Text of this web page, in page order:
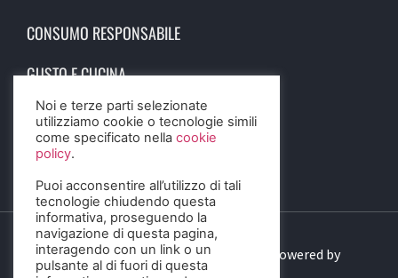
CONSUMO RESPONSABILE
GUSTO E CUCINA
SCIENZA E SALUTE
STORIA E CULTURA
© 2023 Birra Informa. All Rights Reserved. Powered by
Noi e terze parti selezionate
utilizziamo cookie o tecnologie simili
come specificato nella cookie
policy.
Puoi acconsentire all’utilizzo di tali
tecnologie chiudendo questa
informativa, proseguendo la
navigazione di questa pagina,
interagendo con un link o un
pulsante al di fuori di questa